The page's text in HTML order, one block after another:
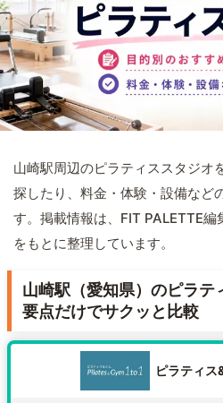
山崎駅周辺のピラティススタジオ
探したり、料金・体験・設備など
す。掲載情報は、FIT PALETTE
をもとに整理しています。
山崎駅（愛知県）のピラテ
要点だけでサクッと比較
ピラティス